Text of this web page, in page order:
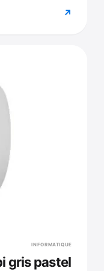
↗
INFORMATIQUE
gris pastel